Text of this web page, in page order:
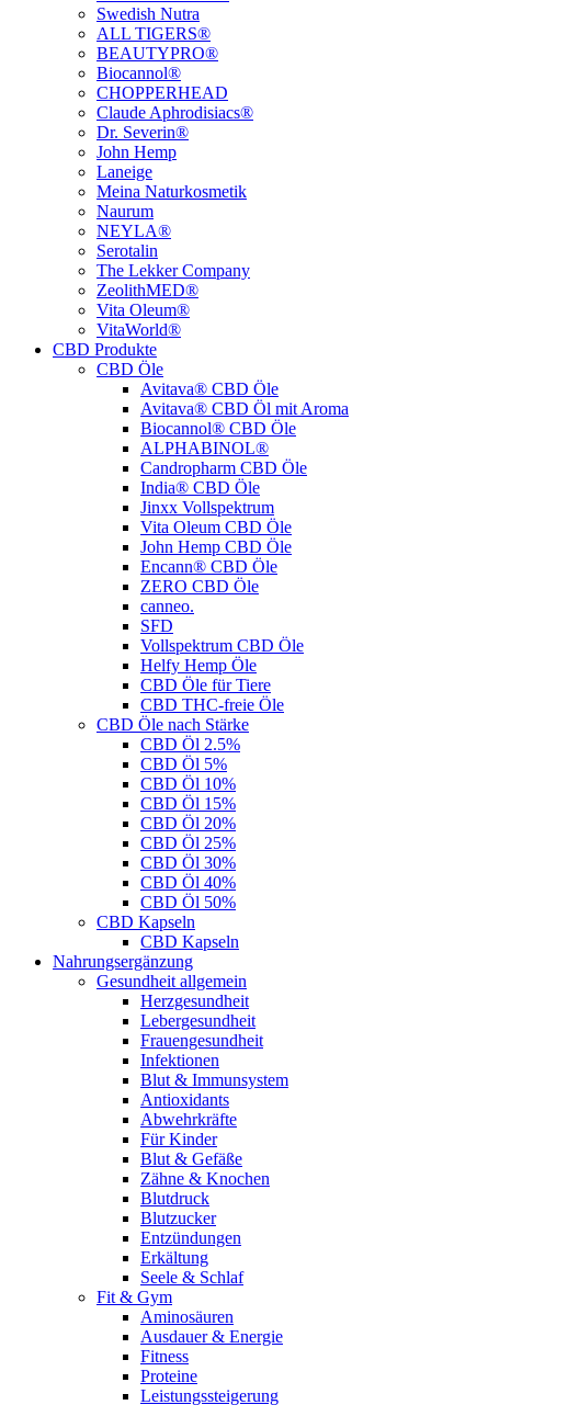
Swedish Nutra
ALL TIGERS®
BEAUTYPRO®
Biocannol®
CHOPPERHEAD
Claude Aphrodisiacs®
Dr. Severin®
John Hemp
Laneige
Meina Naturkosmetik
Naurum
NEYLA®
Serotalin
The Lekker Company
ZeolithMED®
Vita Oleum®
VitaWorld®
CBD Produkte
CBD Öle
Avitava® CBD Öle
Avitava® CBD Öl mit Aroma
Biocannol® CBD Öle
ALPHABINOL®
Candropharm CBD Öle
India® CBD Öle
Jinxx Vollspektrum
Vita Oleum CBD Öle
John Hemp CBD Öle
Encann® CBD Öle
ZERO CBD Öle
canneo.
SFD
Vollspektrum CBD Öle
Helfy Hemp Öle
CBD Öle für Tiere
CBD THC-freie Öle
CBD Öle nach Stärke
CBD Öl 2.5%
CBD Öl 5%
CBD Öl 10%
CBD Öl 15%
CBD Öl 20%
CBD Öl 25%
CBD Öl 30%
CBD Öl 40%
CBD Öl 50%
CBD Kapseln
CBD Kapseln
Nahrungsergänzung
Gesundheit allgemein
Herzgesundheit
Lebergesundheit
Frauengesundheit
Infektionen
Blut & Immunsystem
Antioxidants
Abwehrkräfte
Für Kinder
Blut & Gefäße
Zähne & Knochen
Blutdruck
Blutzucker
Entzündungen
Erkältung
Seele & Schlaf
Fit & Gym
Aminosäuren
Ausdauer & Energie
Fitness
Proteine
Leistungssteigerung